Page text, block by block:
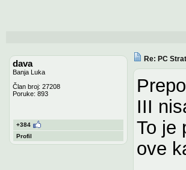
dava
Banja Luka
Član broj: 27208
Poruke: 893
+384
Profil
Re: PC
III
To je
ove